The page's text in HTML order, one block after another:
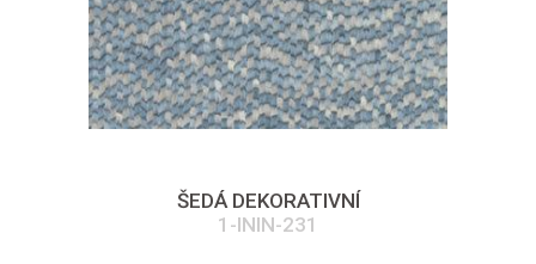
ŠEDÁ DEKORATIVNÍ
1-ININ-231